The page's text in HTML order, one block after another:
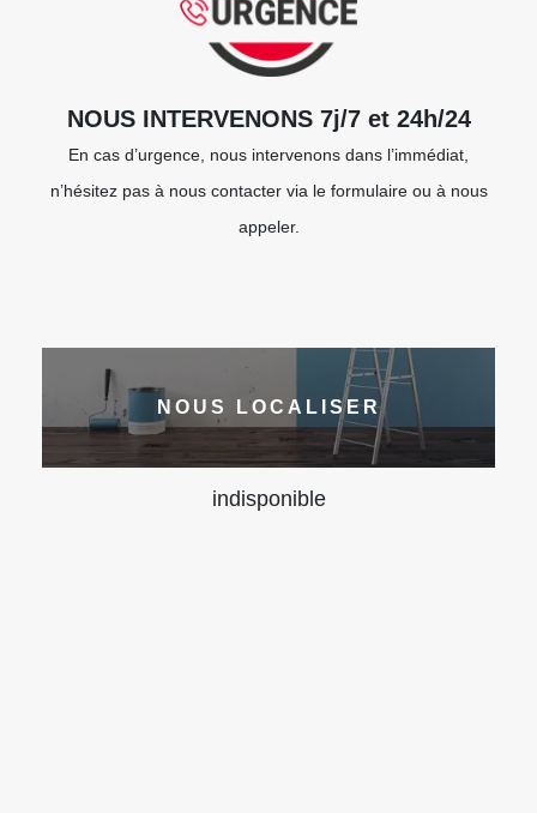
NOUS INTERVENONS 7j/7 et 24h/24
En cas d’urgence, nous intervenons dans l’immédiat,
n’hésitez pas à nous contacter via le formulaire ou à nous
appeler.
NOUS LOCALISER
indisponible